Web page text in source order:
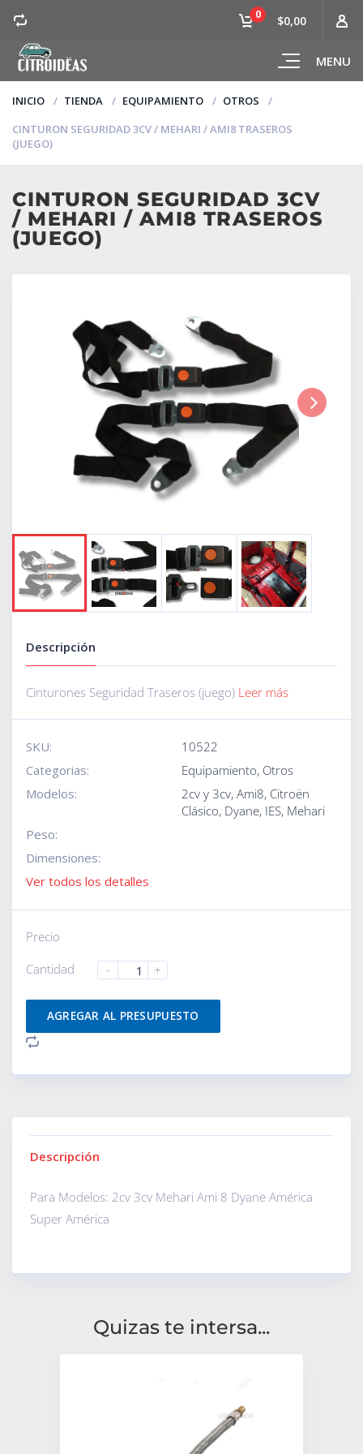
MENU
0 $0,00
INICIO TIENDA EQUIPAMIENTO
OTROS
CINTURON SEGURIDAD 3CV / MEHARI / AMI8 TRASEROS
(JUEGO)
CINTURON SEGURIDAD 3CV
/ MEHARI / AMI8 TRASEROS
(JUEGO)
Descripción
Cinturones Seguridad Traseros (juego) Leer más
SKU:
10522
Categorias:
Equipamiento, Otros
Modelos:
2cv y 3cv, Ami8, Citroën
Clásico, Dyane, IES, Mehari
Peso:
Dimensiones:
Ver todos los detalles
Precio
Cantidad
- +
AGREGAR AL PRESUPUESTO
Descripción
Para Modelos: 2cv 3cv Mehari Ami 8 Dyane América
Super América
Quizas te intersa...